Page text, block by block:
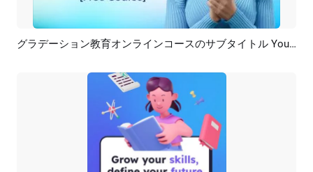
プレビュー AI再生成 グラデーション教育オンラインコースのサブタイトル YouTube サムネイル イントロ アウトロ